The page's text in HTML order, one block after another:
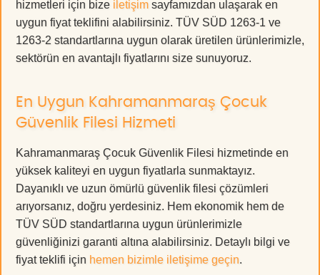
hizmetleri için bize iletişim sayfamızdan ulaşarak en
uygun fiyat teklifini alabilirsiniz. TÜV SÜD 1263-1 ve
1263-2 standartlarına uygun olarak üretilen ürünlerimizle,
sektörün en avantajlı fiyatlarını size sunuyoruz.
En Uygun Kahramanmaraş Çocuk
Güvenlik Filesi Hizmeti
Kahramanmaraş Çocuk Güvenlik Filesi hizmetinde en
yüksek kaliteyi en uygun fiyatlarla sunmaktayız.
Dayanıklı ve uzun ömürlü güvenlik filesi çözümleri
arıyorsanız, doğru yerdesiniz. Hem ekonomik hem de
TÜV SÜD standartlarına uygun ürünlerimizle
güvenliğinizi garanti altına alabilirsiniz. Detaylı bilgi ve
fiyat teklifi için hemen bizimle iletişime geçin.